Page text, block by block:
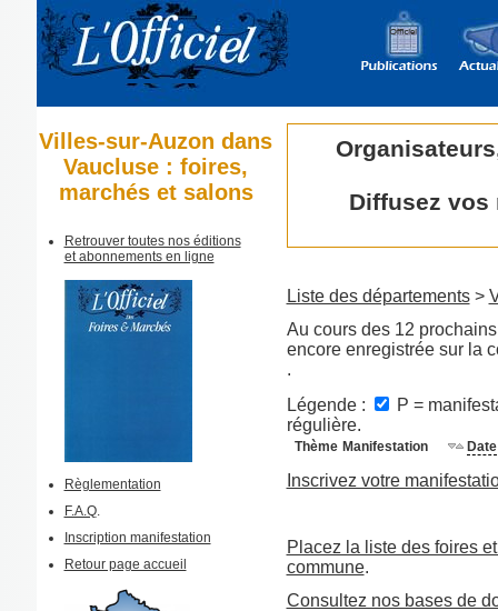
Villes-sur-Auzon dans
Vaucluse : foires,
marchés et salons
Retrouver toutes nos éditions
et abonnements en ligne
Règlementation
F.A.Q.
Inscription manifestation
Retour page accueil
Diffusez vos
Liste des départements>
Au cours des 12
encore enregistrée sur la
.
Légende :
P =
régulière.
Thème Manifestation Date
Inscrivez votre
Placez la liste des foires
commune.
Consultez nos bases de